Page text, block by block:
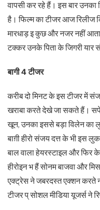
वापसी कर रहे हैं। इस बार उनका
है। फिल्म का टीजर आज रिलीज
मारधाड़ इ कुछ और नजर नहीं
टक्कर उनके पिता के जिगरी यार
बागी 4 टीजर
करीब दो मिनट के इस टीजर में
खराबा करते देखे जा सकते हैं।
खून, उनका इससे बड़ा विलेन का
बाग़ी हीरो संजय दत्त के भी इस
बाल वाला हेयरस्टाइल और फिर
हीरोइन भ हैं सोनम बाजवा और
एक्ट्रेस ने जबरदस्त एक्शन करते
टीजर प् सोशल मीडिया यूजर्स ने